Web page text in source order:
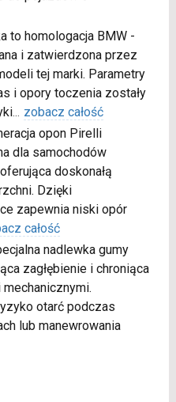
to homologacja BMW -
i zatwierdzona przez
tej marki. Parametry
i opory toczenia zostały
... zobacz całość
opon Pirelli
dla samochodów
doskonałą
Dzięki
zapewnia niski opór
całość
nadlewka gumy
zagłębienie i chroniąca
otarć podczas
lub manewrowania